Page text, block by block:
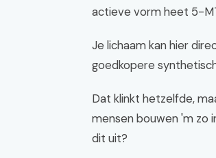
actieve vorm heet 5-
Je lichaam kan hier
goedkopere
Dat klinkt hetzelfde,
mensen bouwen 'm zo
dit uit?